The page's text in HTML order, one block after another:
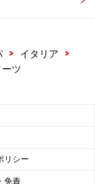
トレド通り側
ポリの名
> イタリア
>
ツ
リシー
免責